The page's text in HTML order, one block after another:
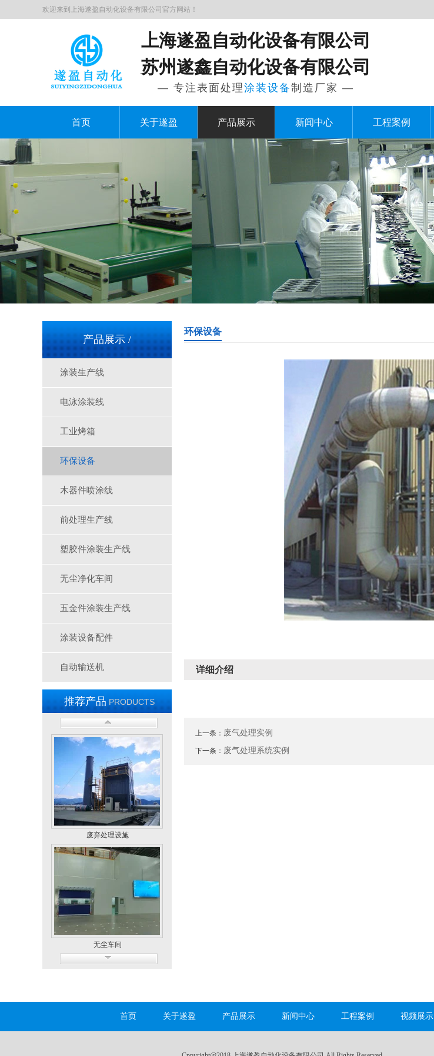
欢迎来到上海遂盈自动化设备有限公司官方网站！
上海遂盈自动化设备有限公司
苏州遂鑫自动化设备有限公司
— 专注表面处理涂装设备制造厂家 —
首页 关于遂盈 产品展示 新闻中心 工程案例
产品展示 /
涂装生产线
电泳涂装线
工业烤箱
环保设备
木器件喷涂线
前处理生产线
塑胶件涂装生产线
无尘净化车间
五金件涂装生产线
涂装设备配件
自动输送机
推荐产品PRODUCTS
废弃处理设施
废弃处理设施
无尘车间
环保设备
详细介绍
上一条： 废气处理实例
下一条： 废气处理系统实例
首页 关于遂盈 产品展示 新闻中心 工程案例 视频展示